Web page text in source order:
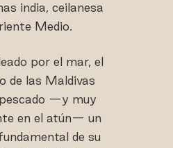
india, ceilanesa
Medio.
por el mar, el
de las Maldivas
—y muy
en el atún— un
de su